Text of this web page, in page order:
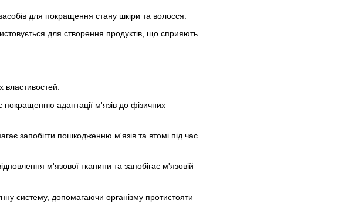
для покращення стану шкіри та волосся.
для створення продуктів, що сприяють
властивостей:
покращенню адаптації м'язів до фізичних
запобігти пошкодженню м'язів та втомі під час
м'язової тканини та запобігає м'язовій
систему, допомагаючи організму протистояти